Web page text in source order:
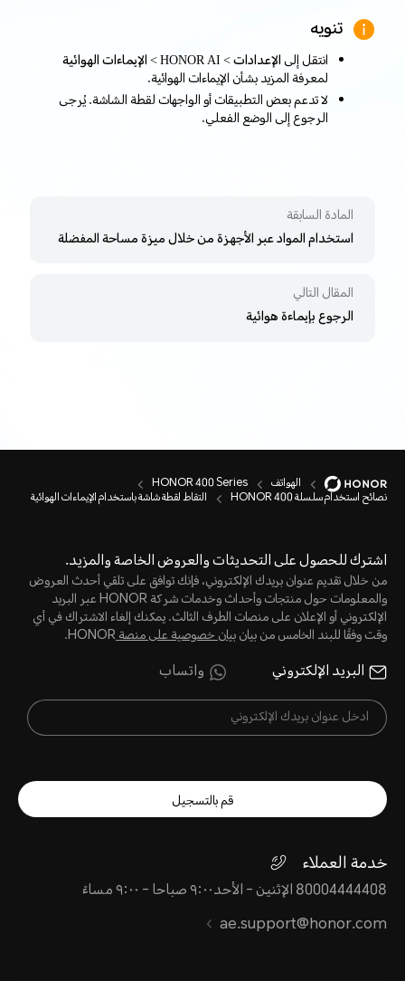
تنويه
انتقل إلىالإعدادات > HONOR AI > الإيماءات الهوائية
لمعرفة المزيد بشأن الإيماءات الهوائية.
لا تدعم بعض التطبيقات أو الواجهات لقطة الشاشة. يُرجى
الرجوع إلى الوضع الفعلي.
المادة السابقة
استخدام المواد عبر الأجهزة من خلال ميزة مساحة المفضلة
المقال التالي
الرجوع بإيماءة هوائية
الهواتف HONOR 400 Series
نصائح استخدام سلسلة HONOR 400 التقاط لقطة شاشة باستخدام الإيماءات الهوائية
اشترك للحصول على التحديثات والعروض الخاصة والمزيد.
من خلال تقديم عنوان بريدك الإلكتروني، فإنك توافق على تلقي أحدث العروض
والمعلومات حول منتجات وأحداث وخدمات شركة HONOR عبر البريد
الإلكتروني أو الإعلان على منصات الطرف الثالث. يمكنك إلغاء الاشتراك في أي
وقت وفقًا للبند الخامس من بيانبيان خصوصية على منصةHONOR.
البريد الإلكتروني واتساب
قم بالتسجيل
خدمة العملاء
80004444408 الإثنين - الأحد٩:٠٠ صباحا - ٩:٠٠ مساءً
ae.support@honor.com